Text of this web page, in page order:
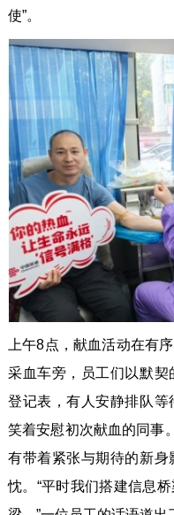
使”。
上午8点，献血活动在有
采血车旁，员工们以默
登记表，有人安静排队
笑着安慰初次献血的同事
有带着紧张与期待的新
忱。“平时我们搭建信息